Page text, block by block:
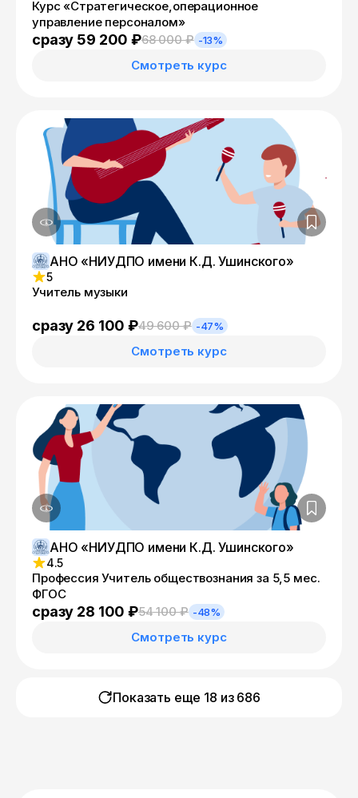
Курс «Стратегическое,операционное
управление персоналом»
сразу 59 200 ₽68 000 ₽ -13%
Смотреть курс
АНО «НИУДПО имени К.Д. Ушинского»
5
Учитель музыки
сразу 26 100 ₽49 600 ₽ -47%
Смотреть курс
АНО «НИУДПО имени К.Д. Ушинского»
4.5
Профессия Учитель обществознания за 5,5 мес.
ФГОС
сразу 28 100 ₽54 100 ₽ -48%
Смотреть курс
Показать еще 18 из 686